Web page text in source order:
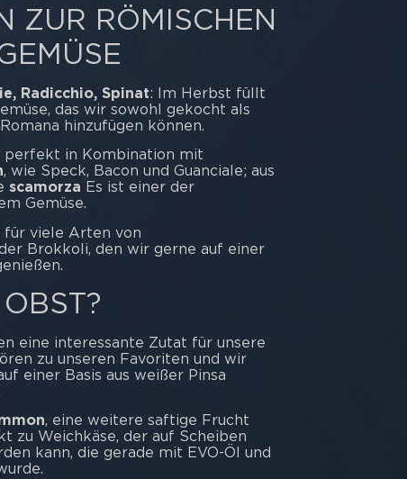
ZUR RÖMISCHEN
Radicchio, Spinat: Im Herbst füllt
das wir sowohl gekocht als
hinzufügen können.
perfekt in Kombination mit
, wie Speck, Bacon und Guanciale; aus
scamorza Es ist einer der
Gemüse.
für viele Arten von
Brokkoli, den wir gerne auf einer
eine interessante Zutat für unsere
zu unseren Favoriten und wir
einer Basis aus weißer Pinsa
, eine weitere saftige Frucht
zu Weichkäse, der auf Scheiben
kann, die gerade mit EVO-Öl und